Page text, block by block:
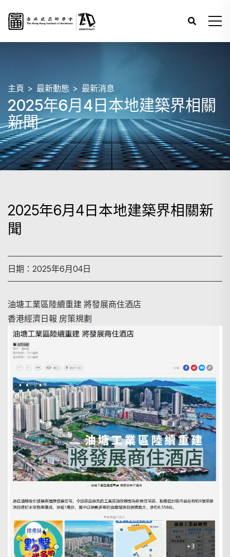
主頁 最新動態 最新消息
2025年6月4日本地建築界相關
新聞
2025年6月4日本地建築界相關新
聞
日期：2025年6月04日
油塘工業區陸續重建 將發展商住酒店
香港經濟日報 房策規劃